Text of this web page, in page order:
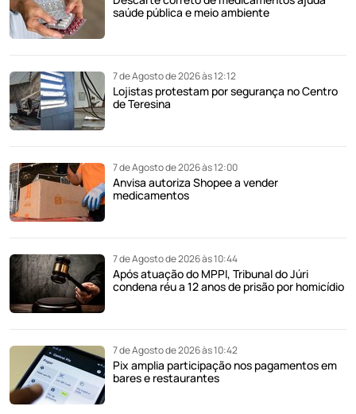
saúde pública e meio ambiente
7 de Agosto de 2026 às 12:12
Lojistas protestam por segurança no Centro
de Teresina
7 de Agosto de 2026 às 12:00
Anvisa autoriza Shopee a vender
medicamentos
7 de Agosto de 2026 às 10:44
Após atuação do MPPI, Tribunal do Júri
condena réu a 12 anos de prisão por homicídio
7 de Agosto de 2026 às 10:42
Pix amplia participação nos pagamentos em
bares e restaurantes